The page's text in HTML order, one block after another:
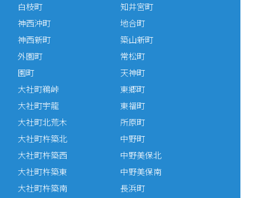
白枝町
神西沖町
神西新町
外園町
園町
大社町鵜峠
大社町宇龍
大社町北荒木
大社町杵築北
大社町杵築西
大社町杵築東
大社町杵築南
知井宮町
地合町
築山新町
常松町
天神町
東郷町
東福町
所原町
中野町
中野美保北
中野美保南
長浜町